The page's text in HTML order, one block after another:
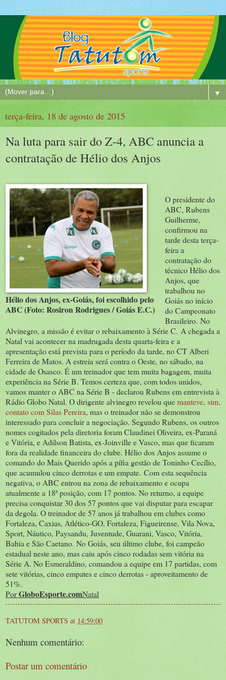
▼
terça-feira, 18 de agosto de 2015
Na luta para sair do Z-4, ABC anuncia a
contratação de Hélio dos Anjos
Hélio dos Anjos, ex-Goiás, foi escolhido pelo
ABC (Foto: Rosiron Rodrigues / Goiás E.C.)
O presidente do
ABC, Rubens
Guilherme,
confirmou na
tarde desta terça-
feira a
contratação do
técnico Hélio dos
Anjos, que
trabalhou no
Goiás no início
do Campeonato
Brasileiro. No
Alvinegro, a missão é evitar o rebaixamento à Série C. A chegada a
Natal vai acontecer na madrugada desta quarta-feira e a
apresentação está prevista para o período da tarde, no CT Alberi
Ferreira de Matos. A estreia será contra o Oeste, no sábado, na
cidade de Osasco. É um treinador que tem muita bagagem, muita
experiência na Série B. Temos certeza que, com todos unidos,
vamos manter o ABC na Série B - declarou Rubens em entrevista à
Rádio Globo Natal. O dirigente alvinegro revelou quemanteve, sim,
contato com Silas Pereira, mas o treinador não se demonstrou
interessado para concluir a negociação. Segundo Rubens, os outros
nomes cogitados pela diretoria foram Claudinei Oliveira, ex-Paraná
e Vitória, e Adilson Batista, ex-Joinville e Vasco, mas que ficaram
fora da realidade financeira do clube. Hélio dos Anjos assume o
comando do Mais Querido após a pífia gestão de Toninho Cecílio,
que acumulou cinco derrotas e um empate. Com esta sequência
negativa, o ABC entrou na zona de rebaixamento e ocupa
atualmente a 18ª posição, com 17 pontos. No returno, a equipe
precisa conquistar 30 dos 57 pontos que vai disputar para escapar
da degola. O treinador de 57 anos já trabalhou em clubes como
Fortaleza, Caxias, Atlético-GO, Fortaleza, Figueirense, Vila Nova,
Sport, Náutico, Paysandu, Juventude, Guarani, Vasco, Vitória,
Bahia e São Caetano. No Goiás, seu último clube, foi campeão
estadual neste ano, mas caiu após cinco rodadas sem vitória na
Série A. No Esmeraldino, comandou a equipe em 17 partidas, com
sete vitórias, cinco empates e cinco derrotas - aproveitamento de
51%.
PorGloboEsporte.comNatal
TATUTOM SPORTS at 14:59:00
Nenhum comentário:
Postar um comentário